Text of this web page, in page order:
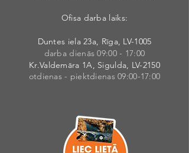
Ofisa darba laiks:
Duntes iela 23a, Rīga, LV-1005
darba dienās 09:00 - 17:00
Kr.Valdemāra 1A, Sigulda, LV-2150
otdienas - piektdienas 09:00-17:00